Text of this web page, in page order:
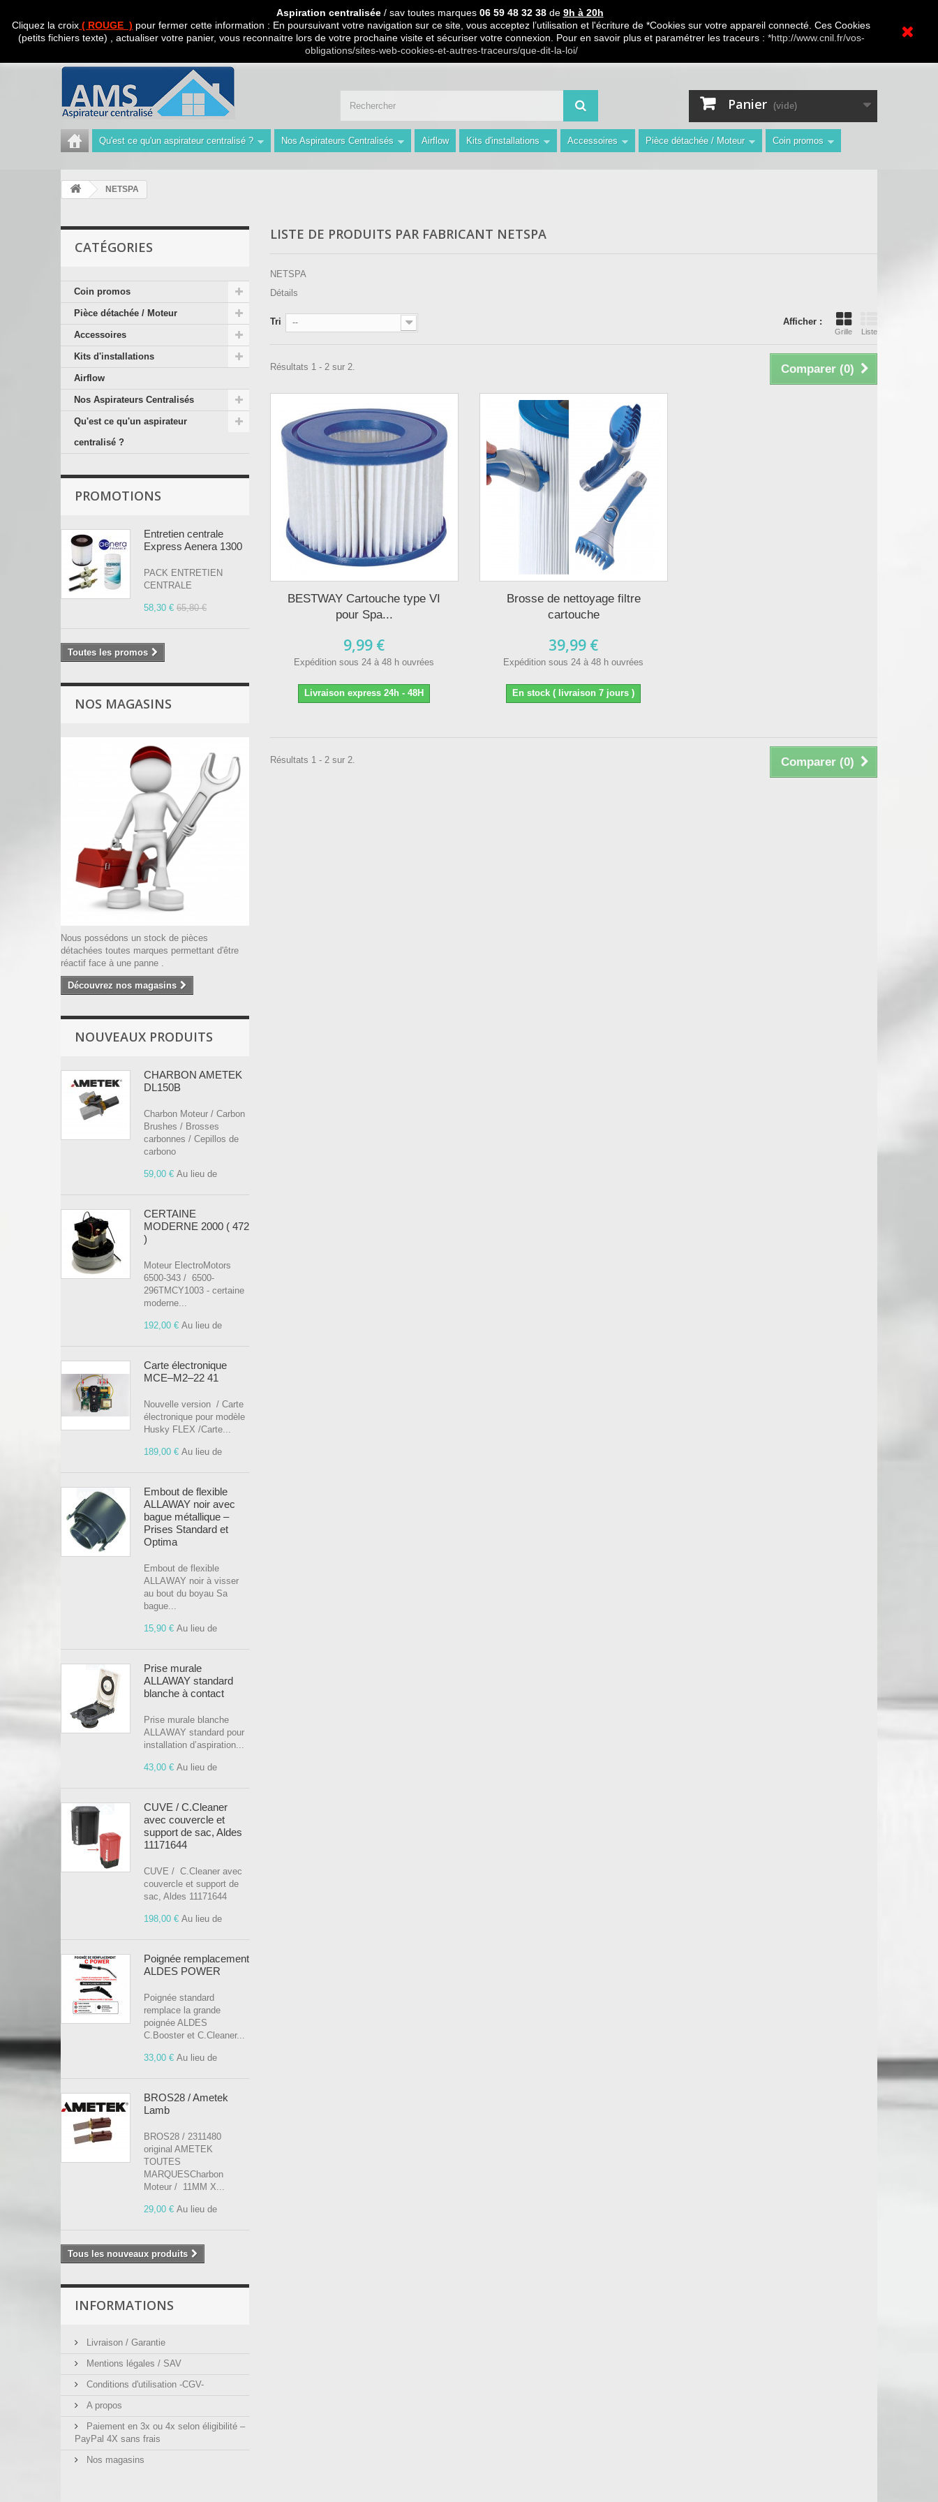
Aspiration centralisée/ sav toutes marques06 59 48 32 38de 9h à 20h
Cliquez la croix ( ROUGE ) pour fermer cette information : En poursuivant votre navigation sur ce site, vous acceptez l’utilisation et l'écriture de *Cookies sur votre appareil connecté. Ces Cookies
(petits fichiers texte) , actualiser votre panier, vous reconnaitre lors de votre prochaine visite et sécuriser votre connexion. Pour en savoir plus et paramétrer les traceurs : *http://www.cnil.fr/vos-
obligations/sites-web-cookies-et-autres-traceurs/que-dit-la-loi/
CADEAU SURPRISE A PARTIR DE 99€ D ACHAT / Paiement en 3 X ou 4 X sans frais S.A.V Toutes marques
Connexion
Contactez-nous
Appelez-nous au :Tél : 04 42 40 47 93 | Technicien 06 59 48 32 38 de 9h à 20h " Les Prix du Web les Conseils en plus avec AMS "
Panier (vide)
Qu'est ce qu'un aspirateur centralisé ? Nos Aspirateurs Centralisés Airflow Kits d'installations Accessoires Pièce détachée / Moteur Coin promos
NETSPA
CATÉGORIES
Coin promos
Pièce détachée / Moteur
Accessoires
Kits d'installations
Airflow
Nos Aspirateurs Centralisés
Qu'est ce qu'un aspirateur
centralisé ?
PROMOTIONS
Entretien centrale
Express Aenera 1300
PACK ENTRETIEN
CENTRALE
58,30 € 65,80 €
Toutes les promos
NOS MAGASINS
Nous possédons un stock de pièces
détachées toutes marques permettant d'être
réactif face à une panne .
Découvrez nos magasins
NOUVEAUX PRODUITS
CHARBON AMETEK
DL150B
Charbon Moteur / Carbon
Brushes / Brosses
carbonnes / Cepillos de
carbono
59,00 € Au lieu de
CERTAINE
MODERNE 2000 ( 472
)
Moteur ElectroMotors
6500-343 / 6500-
296TMCY1003 - certaine
moderne...
192,00 € Au lieu de
Carte électronique
MCE–M2–22 41
Nouvelle version / Carte
électronique pour modèle
Husky FLEX /Carte...
189,00 € Au lieu de
Embout de flexible
ALLAWAY noir avec
bague métallique –
Prises Standard et
Optima
Embout de flexible
ALLAWAY noir à visser
au bout du boyau Sa
bague...
15,90 € Au lieu de
Prise murale
ALLAWAY standard
blanche à contact
Prise murale blanche
ALLAWAY standard pour
installation d’aspiration...
43,00 € Au lieu de
CUVE / C.Cleaner
avec couvercle et
support de sac, Aldes
11171644
CUVE / C.Cleaner avec
couvercle et support de
sac, Aldes 11171644
198,00 € Au lieu de
Poignée remplacement
ALDES POWER
Poignée standard
remplace la grande
poignée ALDES
C.Booster et C.Cleaner...
33,00 € Au lieu de
BROS28 / Ametek
Lamb
BROS28 / 2311480
original AMETEK
TOUTES
MARQUESCharbon
Moteur / 11MM X...
29,00 € Au lieu de
Tous les nouveaux produits
INFORMATIONS
Livraison / Garantie
Mentions légales / SAV
Conditions d'utilisation -CGV-
A propos
Paiement en 3x ou 4x selon éligibilité –
PayPal 4X sans frais
Nos magasins
LISTE DE PRODUITS PAR FABRICANT NETSPA
NETSPA
Détails
Afficher :
Grille Liste
Tri --
Comparer (0)
Résultats 1 - 2 sur 2.
BESTWAY Cartouche type VI
pour Spa...
9,99 €
Expédition sous 24 à 48 h ouvrées
Livraison express 24h - 48H
Brosse de nettoyage filtre
cartouche
39,99 €
Expédition sous 24 à 48 h ouvrées
En stock ( livraison 7 jours )
Comparer (0)
Résultats 1 - 2 sur 2.